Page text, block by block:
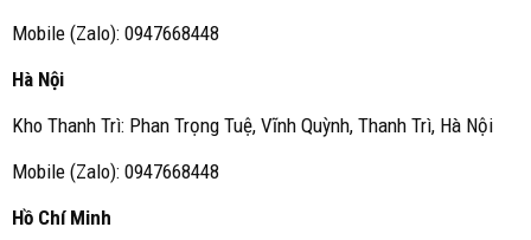
Mobile (Zalo): 0947668448
Hà Nội
Kho Thanh Trì: Phan Trọng Tuệ, Vĩnh Quỳnh, Thanh Trì, Hà Nội
Mobile (Zalo): 0947668448
Hồ Chí Minh